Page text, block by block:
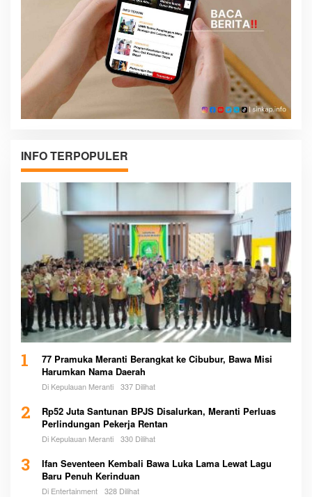
INFO TERPOPULER
1
77 Pramuka Meranti Berangkat ke Cibubur, Bawa Misi
Harumkan Nama Daerah
Di Kepulauan Meranti 337 Dilihat
2
Rp52 Juta Santunan BPJS Disalurkan, Meranti Perluas
Perlindungan Pekerja Rentan
Di Kepulauan Meranti 330 Dilihat
3
Ifan Seventeen Kembali Bawa Luka Lama Lewat Lagu
Baru Penuh Kerinduan
Di Entertainment 328 Dilihat